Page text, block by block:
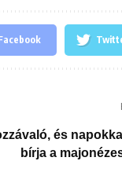
és
bírja a